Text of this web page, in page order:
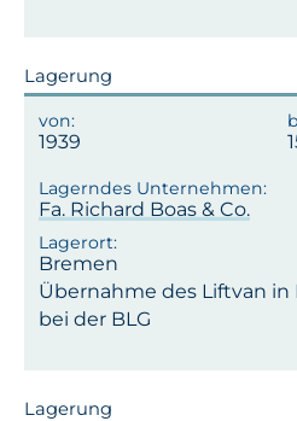
Lagerung
1939
Fa. Richard Boas & Co.
Bremen
Übernahme des Liftvan
bei der BLG
Lagerung